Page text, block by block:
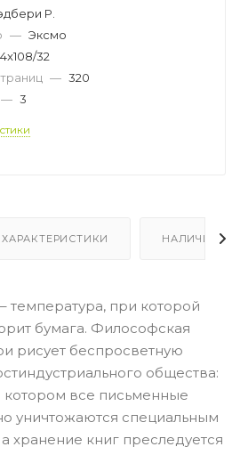
Р.
— Эксмо
32
— 320
— 3
ХАРАКТЕРИСТИКИ НАЛИЧИЕ
температура, при которой
бумага. Философская
рисует беспросветную
общества:
котором все письменные
уничтожаются специальным
хранение книг преследуется